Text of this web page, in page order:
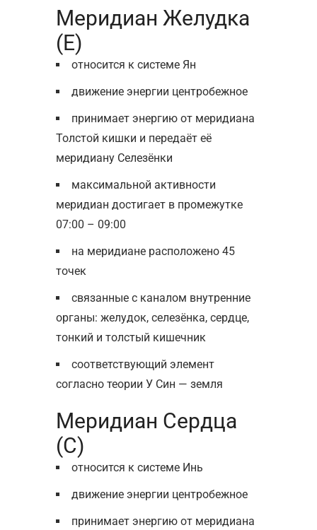
Меридиан Желудка
(Е)
относится к системе Ян
движение энергии центробежное
принимает энергию от меридиана
Толстой кишки и передаёт её
меридиану Селезёнки
максимальной активности
меридиан достигает в промежутке
07:00 – 09:00
на меридиане расположено 45
точек
связанные с каналом внутренние
органы: желудок, селезёнка, сердце,
тонкий и толстый кишечник
соответствующий элемент
согласно теории У Син — земля
Меридиан Сердца
(С)
относится к системе Инь
движение энергии центробежное
принимает энергию от меридиана